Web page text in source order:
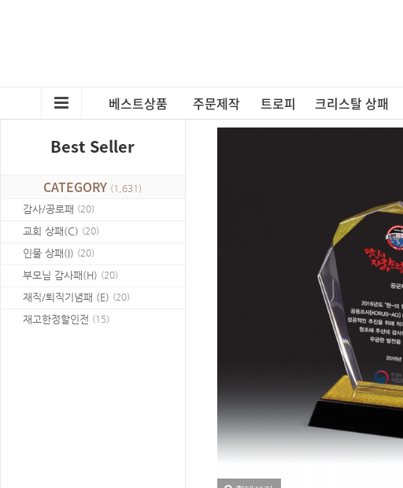
베스트상품 주문제작 트로피 크리스탈 상패
Best Seller
CATEGORY (1,631)
감사/공로패 (20)
교회 상패(C) (20)
인물 상패(I) (20)
부모님 감사패(H) (20)
재직/퇴직기념패 (E) (20)
재고한정할인전 (15)